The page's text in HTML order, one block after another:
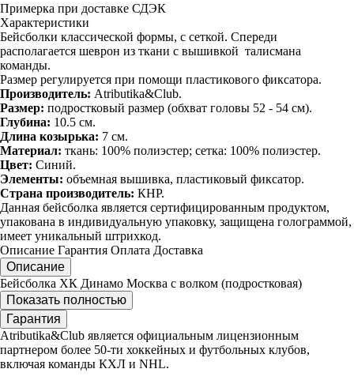
Примерка при доставке СДЭК
Характеристики
Бейсболки классической формы, с сеткой. Спереди
располагается шеврон из ткани с вышивкой талисмана
команды.
Размер регулируется при помощи пластикового фиксатора.
Производитель: Atributika&Club.
Размер: подростковый размер (обхват головы 52 - 54 см).
Глубина: 10.5 см.
Длина козырька: 7 см.
Материал: ткань: 100% полиэстер; сетка: 100% полиэстер.
Цвет: Синий.
Элементы: объемная вышивка, пластиковый фиксатор.
Страна производитель: КНР.
Данная бейсболка является сертифицированным продуктом,
упакована в индивидуальную упаковку, защищена голограммой,
имеет уникальный штрихкод.
Описание Гарантия Оплата Доставка
Описание
Бейсболка ХК Динамо Москва с волком (подростковая)
Показать полностью
Гарантия
Atributika&Club является официальным лицензионным
партнером более 50-ти хоккейных и футбольных клубов,
включая команды КХЛ и NHL.